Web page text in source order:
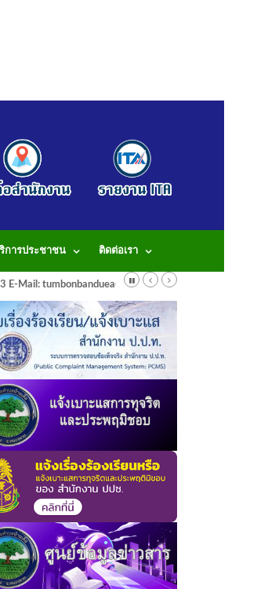
การประชาชน ติดต่อเรา
Mail: tumbonbanduea@gmail.com